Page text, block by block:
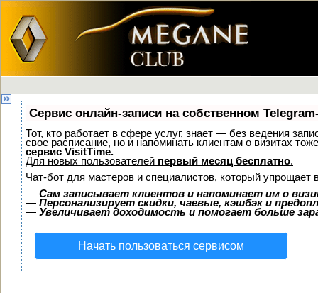
Сервис онлайн-записи на собственном
Тот, кто работает в сфере услуг, знает — без ведения
свое расписание, но и напоминать клиентам о визитах
сервис VisitTime.
Для новых пользователей первый месяц бесплатно.
Чат-бот для мастеров и специалистов, который упрощает
— Сам записывает клиентов и напоминает им о
— Персонализирует скидки, чаевые, кэшбэк и
— Увеличивает доходимость и помогает больше
Начать пользоваться сервисом